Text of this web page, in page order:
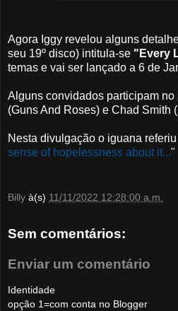
Agora Iggy revelou alguns
seu 19º disco) intitula-se "Every
temas e vai ser lançado a 6 de
Alguns convidados participam no
(Guns And Roses) e Chad Smith
Nesta divulgação o iguana referiu
sense of hopelessness about it..."
Billy à(s) 11/11/2022 12:28:00 a.m.
Sem comentários:
Enviar um comentário
Identidade
opção 1=com conta no Blogger